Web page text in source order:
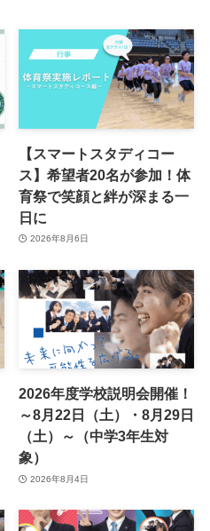
【スマートスタディコー
ス】希望者20名が参加！体
育祭で笑顔と絆が深まる一
日に
2026年8月6日
2026年度学校説明会開催！
～8月22日（土）・8月29日
（土）～（中学3年生対
象）
2026年8月4日